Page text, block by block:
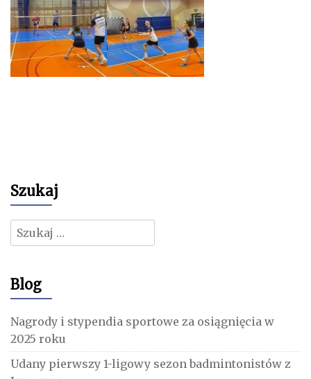
Szukaj
Szukaj:
Blog
Nagrody i stypendia sportowe za osiągnięcia w
2025 roku
Udany pierwszy 1-ligowy sezon badmintonistów z